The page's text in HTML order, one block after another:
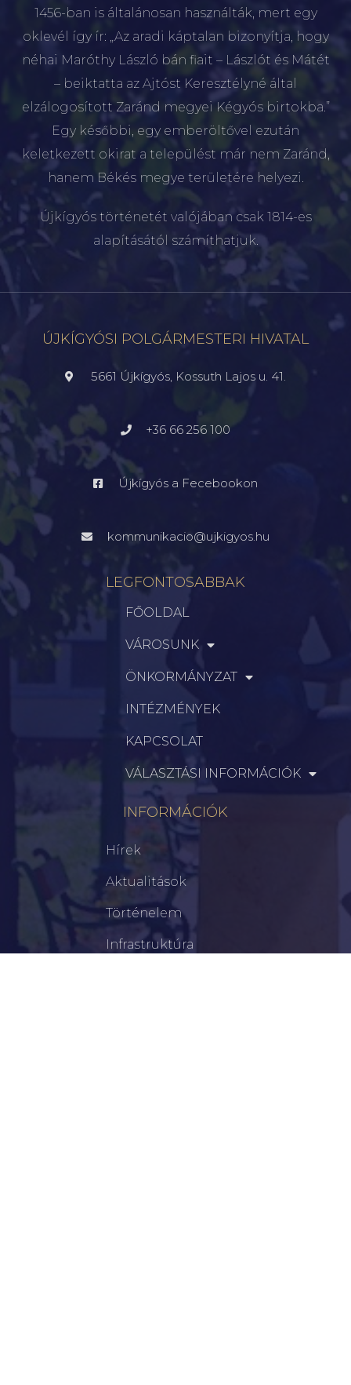
1456-ban is általánosan használták, mert egy
oklevél így ír: „Az aradi káptalan bizonyítja, hogy
néhai Maróthy László bán fiait – Lászlót és Mátét
– beiktatta az Ajtóst Keresztélyné által
elzálogosított Zaránd megyei Kégyós birtokba.”
Egy későbbi, egy emberöltővel ezután
keletkezett okirat a települést már nem Zaránd,
hanem Békés megye területére helyezi.
Újkígyós történetét valójában csak 1814-es
alapításától számíthatjuk.
ÚJKÍGYÓSI POLGÁRMESTERI HIVATAL
5661 Újkígyós, Kossuth Lajos u. 41.
+36 66 256 100
Újkígyós a Fecebookon
kommunikacio@ujkigyos.hu
LEGFONTOSABBAK
FŐOLDAL
VÁROSUNK
ÖNKORMÁNYZAT
INTÉZMÉNYEK
KAPCSOLAT
VÁLASZTÁSI INFORMÁCIÓK
INFORMÁCIÓK
Hírek
Aktualitások
Történelem
Infrastruktúra